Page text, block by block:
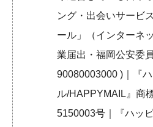
ング・出会いサービ
ール」（インターネ
業届出・福岡公安委
90080003000 )｜『
ル/HAPPYMAIL』商
5150003号｜『ハッ